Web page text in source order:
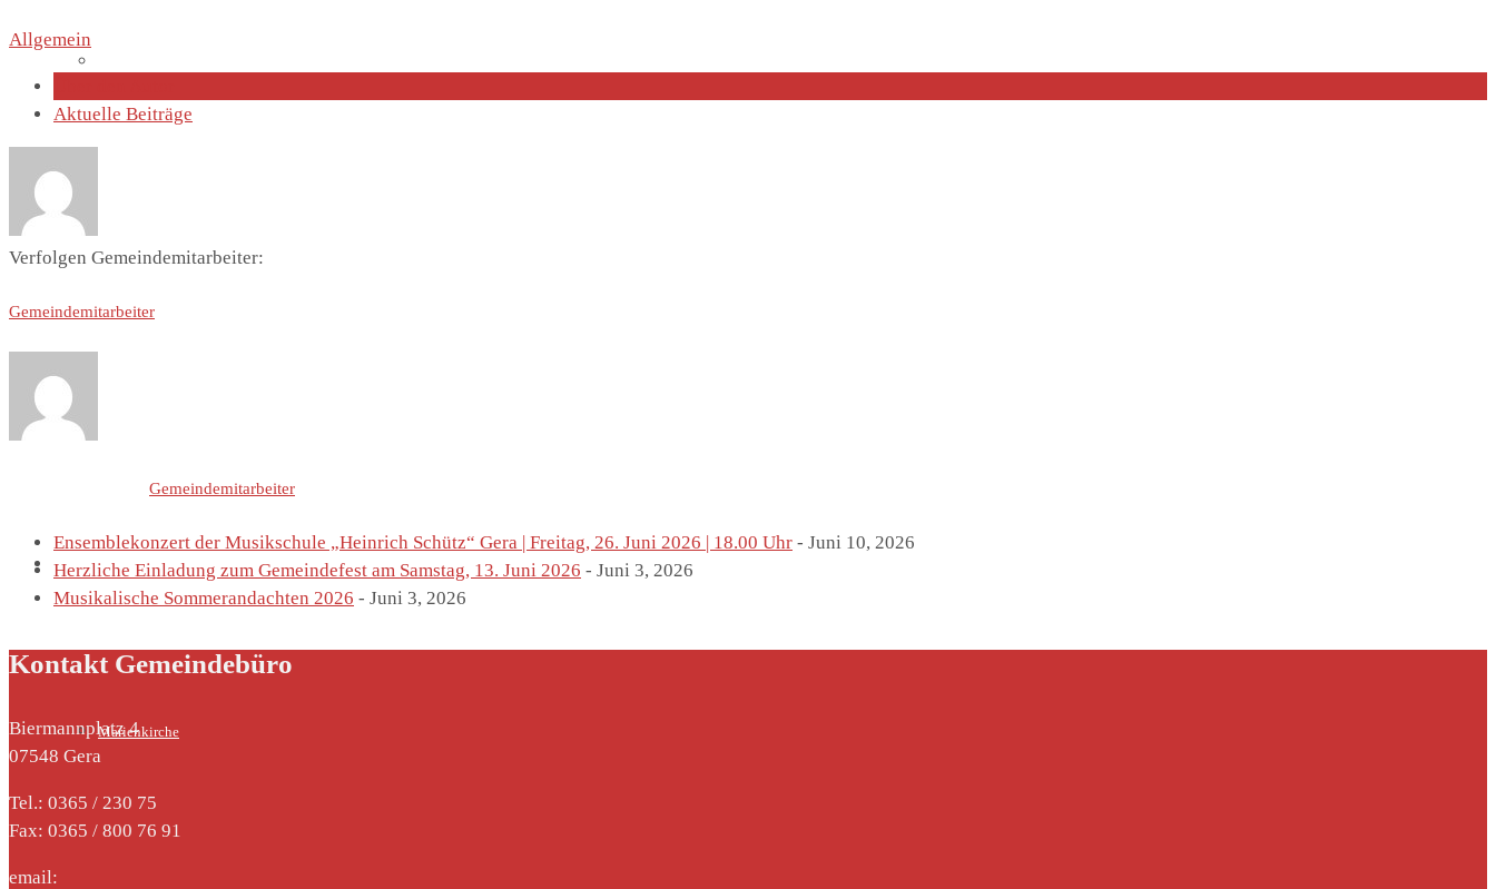
Predigten
St. Marien
Marienkirche
Allgemein
Aktuelle Beiträge
Verfolgen Gemeindemitarbeiter:
Gemeindemitarbeiter
Gemeindemitarbeiter
Ensemblekonzert der Musikschule „Heinrich Schütz“ Gera | Freitag, 26. Juni 2026 | 18.00 Uhr - Juni 10, 2026
Herzliche Einladung zum Gemeindefest am Samstag, 13. Juni 2026 - Juni 3, 2026
Musikalische Sommerandachten 2026 - Juni 3, 2026
Kontakt Gemeindebüro
Biermannplatz 4
07548 Gera
Tel.: 0365 / 230 75
Fax: 0365 / 800 76 91
email: